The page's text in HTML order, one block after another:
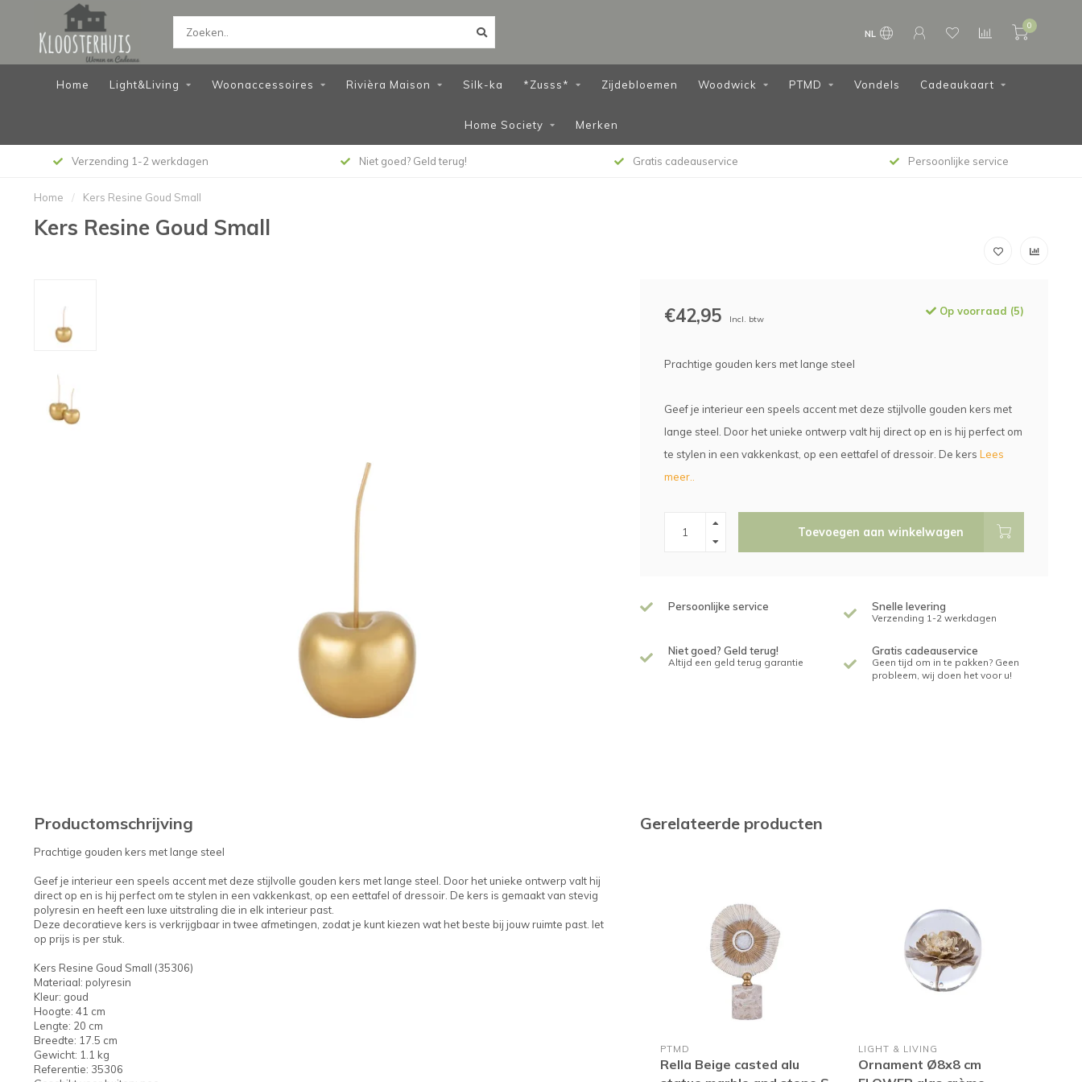
NL
0
Home Light&Living Woonaccessoires Rivièra Maison Silk-ka *Zusss* Zijdebloemen Woodwick PTMD Vondels Cadeaukaart
Home Society Merken
Verzending 1-2 werkdagen Niet goed? Geld terug! Gratis cadeauservice Persoonlijke service
Home / Kers Resine Goud Small
Kers Resine Goud Small
€42,95 Incl. btw
Op voorraad (5)
Prachtige gouden kers met lange steel
Geef je interieur een speels accent met deze stijlvolle gouden kers met
lange steel. Door het unieke ontwerp valt hij direct op en is hij perfect om
te stylen in een vakkenkast, op een eettafel of dressoir. De kers Lees
meer..
Toevoegen aan winkelwagen
Persoonlijke service Snelle levering
Verzending 1-2 werkdagen
Niet goed? Geld terug!
Altijd een geld terug garantie
Gratis cadeauservice
Geen tijd om in te pakken? Geen
probleem, wij doen het voor u!
Productomschrijving
Prachtige gouden kers met lange steel
Geef je interieur een speels accent met deze stijlvolle gouden kers met lange steel. Door het unieke ontwerp valt hij
direct op en is hij perfect om te stylen in een vakkenkast, op een eettafel of dressoir. De kers is gemaakt van stevig
polyresin en heeft een luxe uitstraling die in elk interieur past.
Deze decoratieve kers is verkrijgbaar in twee afmetingen, zodat je kunt kiezen wat het beste bij jouw ruimte past. let
op prijs is per stuk.
Kers Resine Goud Small (35306)
Materiaal: polyresin
Kleur: goud
Hoogte: 41 cm
Lengte: 20 cm
Breedte: 17.5 cm
Gewicht: 1.1 kg
Referentie: 35306
Gerelateerde producten
PTMD
Rella Beige casted alu
LIGHT & LIVING
Ornament Ø8x8 cm